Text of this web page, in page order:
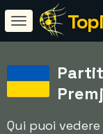
Qui puoi